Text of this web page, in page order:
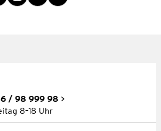
/ 98 999 98
8–18 Uhr